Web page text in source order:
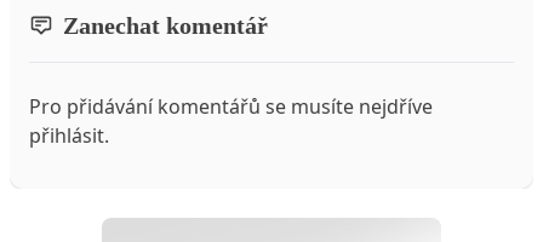
Zanechat komentář
Pro přidávání komentářů se musíte nejdříve
přihlásit.